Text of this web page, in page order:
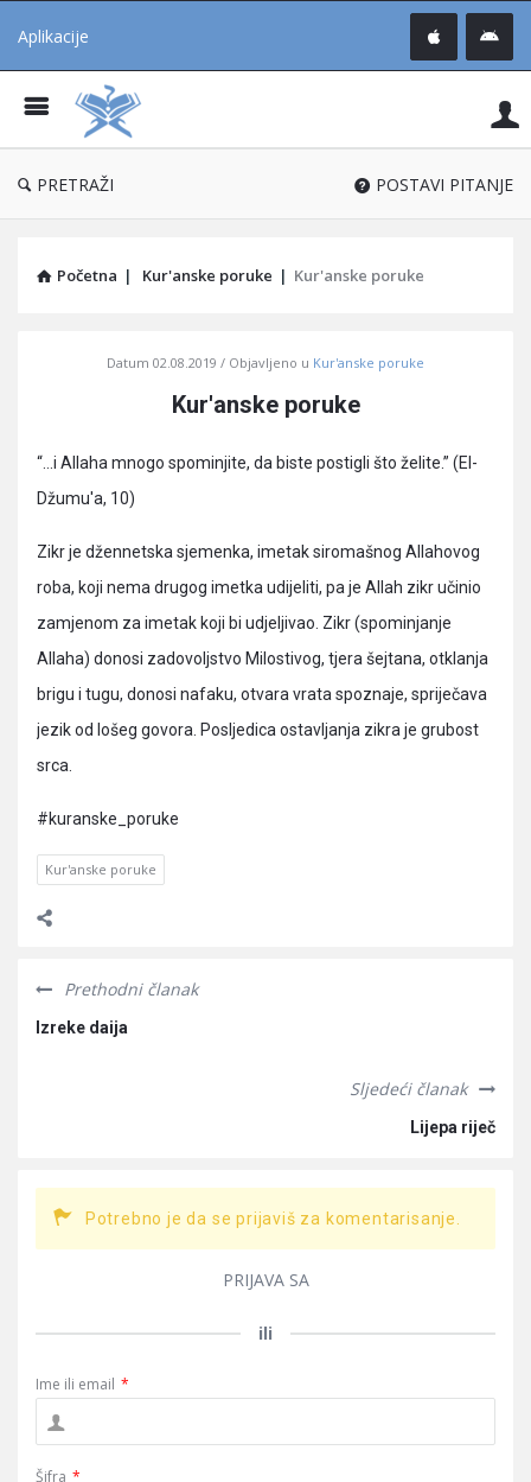
Aplikacije
®
PRETRAŽI POSTAVI PITANJE
Početna | Kur'anske poruke | Kur'anske poruke
Latest
Articles
Datum 02.08.2019 Objavljeno u Kur'anske poruke
Kur'anske poruke
“…i Allaha mnogo spominjite, da biste postigli što želite.” (El-
Džumu'a, 10)
Zikr je džennetska sjemenka, imetak siromašnog Allahovog
roba, koji nema drugog imetka udijeliti, pa je Allah zikr učinio
zamjenom za imetak koji bi udjeljivao. Zikr (spominjanje
Allaha) donosi zadovoljstvo Milostivog, tjera šejtana, otklanja
brigu i tugu, donosi nafaku, otvara vrata spoznaje, spriječava
jezik od lošeg govora. Posljedica ostavljanja zikra je grubost
srca.
#kuranske_poruke
Kur'anske poruke
Prethodni članak
Izreke daija
Sljedeći članak
Lijepa riječ
Potrebno je da se prijaviš za komentarisanje.
PRIJAVA SA
ili
Ime ili email *
Šifra *